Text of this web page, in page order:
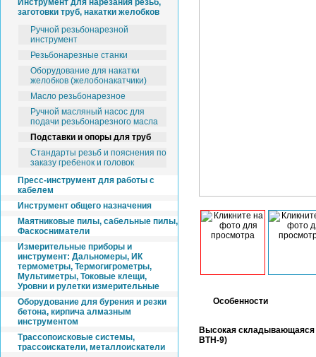
Инструмент для нарезания резьб,
заготовки труб, накатки желобков
Ручной резьбонарезной
инструмент
Резьбонарезные станки
Оборудование для накатки
желобков (желобонакатчики)
Масло резьбонарезное
Ручной масляный насос для
подачи резьбонарезного масла
Подставки и опоры для труб
Стандарты резьб и пояснения по
заказу гребенок и головок
Пресс-инструмент для работы с
кабелем
Инструмент общего назначения
Маятниковые пилы, сабельные пилы,
Фаскосниматели
Измерительные приборы и
инструмент: Дальномеры, ИК
термометры, Термогигрометры,
Мультиметры, Токовые клещи,
Уровни и рулетки измерительные
Оборудование для бурения и резки
бетона, кирпича алмазным
инструментом
Трассопоисковые системы,
трассоискатели, металлоискатели
Особенности
Высокая складывающаяся
BTH-9)